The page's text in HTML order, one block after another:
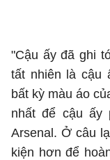
"Cậu ấy đã ghi
tất nhiên là cậu
bất kỳ màu áo
nhất để cậu ấy
Arsenal. Ở câu
kiện hơn để